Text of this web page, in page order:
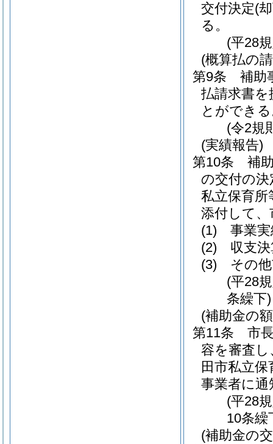
交付決定(
る。
(平28
(概算払の
第9条
補助
払請求書
とができ
(令2規
(実績報告)
第10条
補
の交付の
私立保育所
添付して
(1)
事業
(2)
収支
(3)
その
(平28
条繰下)
(補助金の
第11条
市
容を審査
田市私立
事業者に
(平28
10条繰
(補助金の